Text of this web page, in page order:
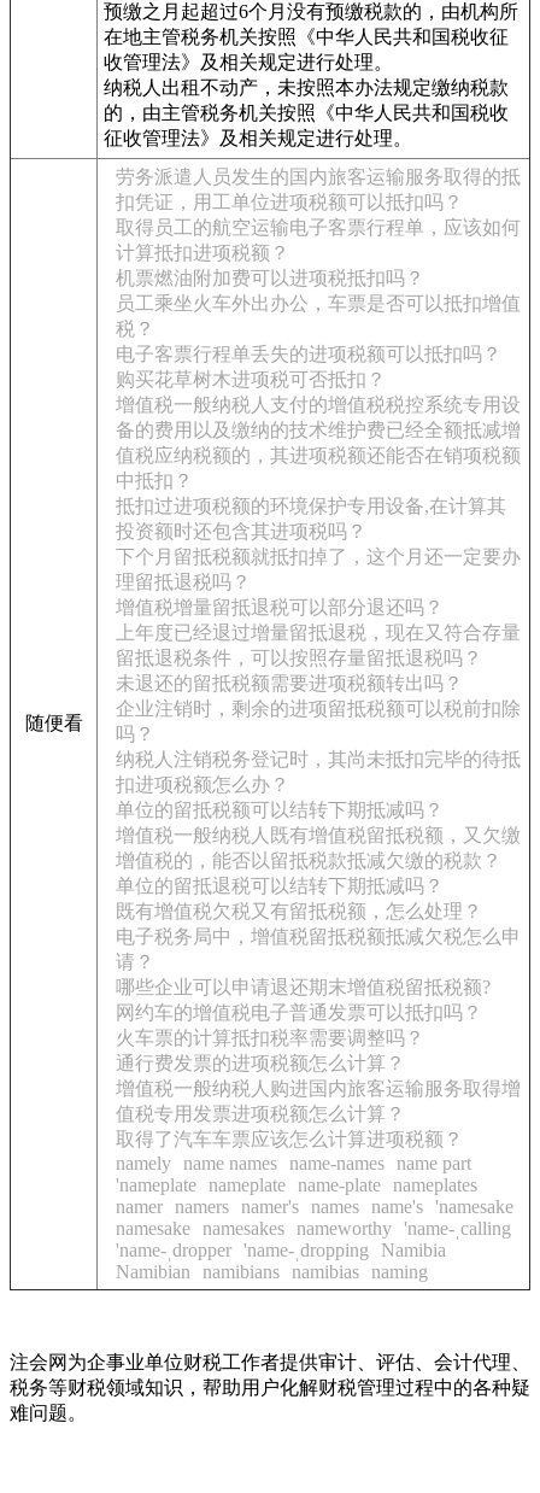
预缴之月起超过6个月没有预缴税款的，由机构所
在地主管税务机关按照《中华人民共和国税收征
收管理法》及相关规定进行处理。
纳税人出租不动产，未按照本办法规定缴纳税款
的，由主管税务机关按照《中华人民共和国税收
征收管理法》及相关规定进行处理。
随便看
劳务派遣人员发生的国内旅客运输服务取得的抵
扣凭证，用工单位进项税额可以抵扣吗？
取得员工的航空运输电子客票行程单，应该如何
计算抵扣进项税额？
机票燃油附加费可以进项税抵扣吗？
员工乘坐火车外出办公，车票是否可以抵扣增值
税？
电子客票行程单丢失的进项税额可以抵扣吗？
购买花草树木进项税可否抵扣？
增值税一般纳税人支付的增值税税控系统专用设
备的费用以及缴纳的技术维护费已经全额抵减增
值税应纳税额的，其进项税额还能否在销项税额
中抵扣？
抵扣过进项税额的环境保护专用设备,在计算其
投资额时还包含其进项税吗？
下个月留抵税额就抵扣掉了，这个月还一定要办
理留抵退税吗？
增值税增量留抵退税可以部分退还吗？
上年度已经退过增量留抵退税，现在又符合存量
留抵退税条件，可以按照存量留抵退税吗？
未退还的留抵税额需要进项税额转出吗？
企业注销时，剩余的进项留抵税额可以税前扣除
吗？
纳税人注销税务登记时，其尚未抵扣完毕的待抵
扣进项税额怎么办？
单位的留抵税额可以结转下期抵减吗？
增值税一般纳税人既有增值税留抵税额，又欠缴
增值税的，能否以留抵税款抵减欠缴的税款？
单位的留抵退税可以结转下期抵减吗？
既有增值税欠税又有留抵税额，怎么处理？
电子税务局中，增值税留抵税额抵减欠税怎么申
请？
哪些企业可以申请退还期末增值税留抵税额?
网约车的增值税电子普通发票可以抵扣吗？
火车票的计算抵扣税率需要调整吗？
通行费发票的进项税额怎么计算？
增值税一般纳税人购进国内旅客运输服务取得增
值税专用发票进项税额怎么计算？
取得了汽车车票应该怎么计算进项税额？
namely
name names name-names
name part
'nameplate
nameplate name-plate
nameplates
namer
namers namer's names name's 'namesake
namesake
namesakes nameworthy 'name-ˌcalling
'name-ˌdropper 'name-ˌdropping
Namibia
Namibian
namibians namibias naming
注会网为企事业单位财税工作者提供审计、评估、会计代理、
税务等财税领域知识，帮助用户化解财税管理过程中的各种疑
难问题。